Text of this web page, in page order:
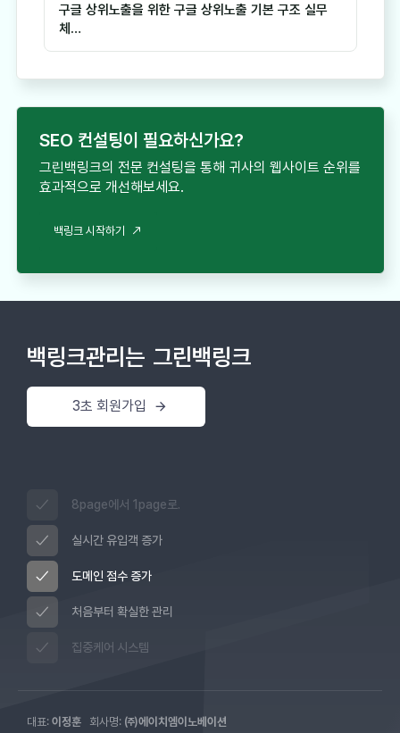
구글 상위노출을 위한 구글 상위노출 기본 구조 실무
체…
SEO 컨설팅이 필요하신가요?
그린백링크의 전문 컨설팅을 통해 귀사의 웹사이트 순위를
효과적으로 개선해보세요.
백링크 시작하기
백링크관리는 그린백링크
3초 회원가입
8page에서 1page로.
실시간 유입객 증가
도메인 점수 증가
처음부터 확실한 관리
집중케어 시스템
대표: 이정훈 회사명: ㈜에이치엠이노베이션